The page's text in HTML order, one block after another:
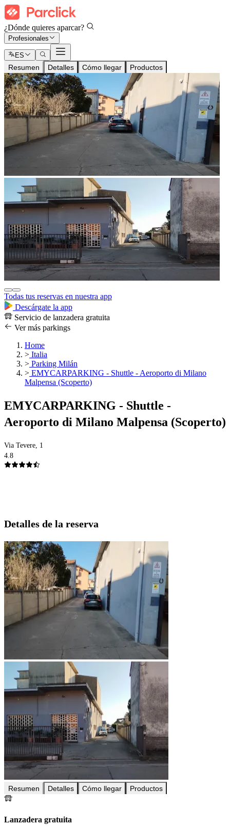
¿Dónde quieres aparcar?
Profesionales
ES
Resumen Detalles Cómo llegar Productos
Todas tus reservas en nuestra app
Descárgate la app
Servicio de lanzadera gratuita
Ver más parkings
Home
> Italia
> Parking Milán
> EMYCARPARKING - Shuttle - Aeroporto di Milano
Malpensa (Scoperto)
EMYCARPARKING - Shuttle -
Aeroporto di Milano Malpensa (Scoperto)
Via Tevere, 1
4.8
Detalles de la reserva
Resumen Detalles Cómo llegar Productos
Lanzadera gratuita